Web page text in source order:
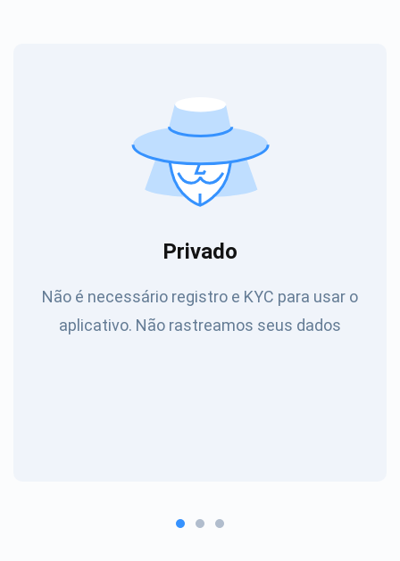
Privado
Não é necessário registro e KYC para usar o
aplicativo. Não rastreamos seus dados